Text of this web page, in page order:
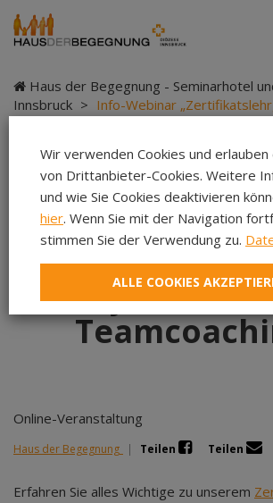
Haus der Begegnung - Seminarhotel
Innsbruck > Info-Webinar
Info-
Online-Veranstaltung
Haus der Begegnung | Teilen Teilen
Erfahren Sie alles Wichtige zu unserem
Wir verwenden Cookies und erlauben
von Drittanbieter-Cookies. Weitere
und wie Sie Cookies deaktivieren
hier. Wenn Sie mit der Navigation
stimmen Sie der Verwendung zu.
ALLE COOKIES